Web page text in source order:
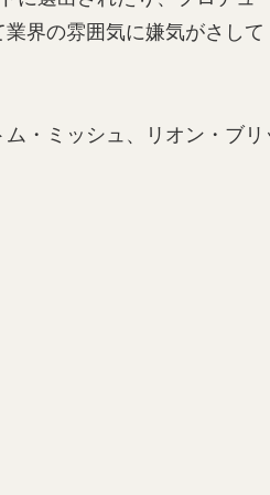
界の雰囲気に嫌気がさして
・ミッシュ、リオン・ブリ